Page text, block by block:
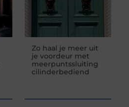
Zo haal je meer uit
je voordeur met
meerpuntssluiting
cilinderbediend